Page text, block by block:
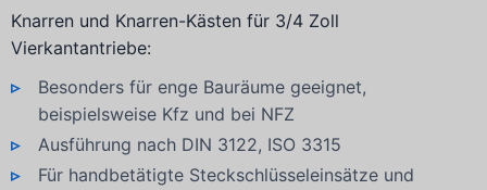
Knarren und Knarren-Kästen für 3/4 Zoll
Vierkantantriebe:
Besonders für enge Bauräume geeignet,
beispielsweise Kfz und bei NFZ
Ausführung nach DIN 3122, ISO 3315
Für handbetätigte Steckschlüsseleinsätze und